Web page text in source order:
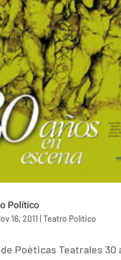
Político
16, 2011 Teatro Político
de Poéticas Teatrales 30